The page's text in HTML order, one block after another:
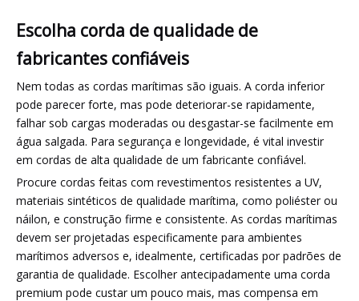
Escolha corda de qualidade de
fabricantes confiáveis
Nem todas as cordas marítimas são iguais. A corda inferior
pode parecer forte, mas pode deteriorar-se rapidamente,
falhar sob cargas moderadas ou desgastar-se facilmente em
água salgada. Para segurança e longevidade, é vital investir
em cordas de alta qualidade de um fabricante confiável.
Procure cordas feitas com revestimentos resistentes a UV,
materiais sintéticos de qualidade marítima, como poliéster ou
náilon, e construção firme e consistente. As cordas marítimas
devem ser projetadas especificamente para ambientes
marítimos adversos e, idealmente, certificadas por padrões de
garantia de qualidade. Escolher antecipadamente uma corda
premium pode custar um pouco mais, mas compensa em